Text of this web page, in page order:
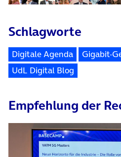
Schlagworte
Digitale Agenda Gigabit-
UdL Digital Blog
Empfehlung der